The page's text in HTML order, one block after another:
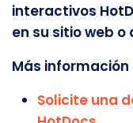
interactivos
en su sitio web
Más información
Solicite una